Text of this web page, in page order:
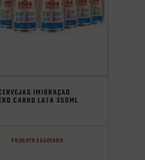
IMIGRAÇÃO
CARBO LATA 350ML
PRODUTO ESGOTADO